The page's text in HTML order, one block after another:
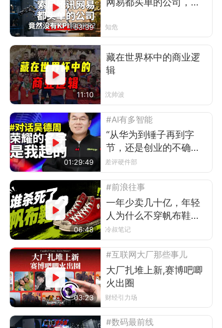
53:39 知危
11:10
藏在世界杯中的商业逻
辑
沈帅波
01:29:49
#AI有多智能
“从华为到锤子再到字
节，还是创业的不确定
性更让我激动”
差评硬件部
06:48
#前浪往事
一年少卖几十亿，年轻
人为什么不穿帆布鞋
了？
冷叔笔记
03:23
#互联网大厂那些事儿
大厂扎堆上新,赛博吧唧
火出圈
财经引力场
#数码最前线